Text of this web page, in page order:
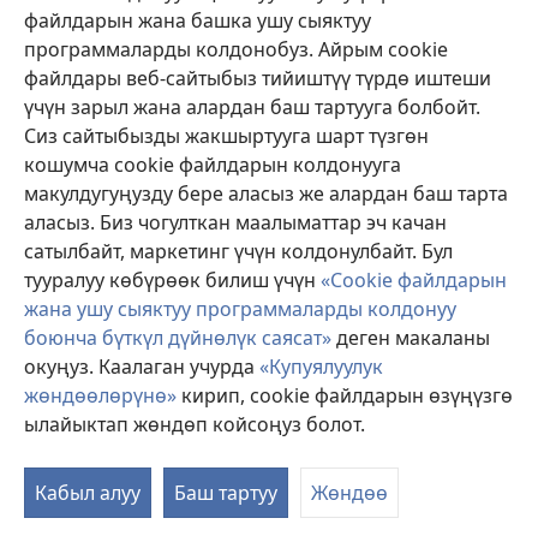
файлдарын жана башка ушу сыяктуу
программаларды колдонобуз. Айрым cookie
файлдары веб-сайтыбыз тийиштүү түрдө иштеши
үчүн зарыл жана алардан баш тартууга болбойт.
Сиз сайтыбызды жакшыртууга шарт түзгөн
кошумча cookie файлдарын колдонууга
макулдугуңузду бере аласыз же алардан баш тарта
аласыз. Биз чогулткан маалыматтар эч качан
сатылбайт, маркетинг үчүн колдонулбайт. Бул
тууралуу көбүрөөк билиш үчүн «Cookie файлдарын
жана ушу сыяктуу программаларды колдонуу
боюнча бүткүл дүйнөлүк саясат»деген макаланы
окуңуз. Каалаган учурда «Купуялуулук
жөндөөлөрүнө» кирип, cookie файлдарын өзүңүзгө
ылайыктап жөндөп койсоңуз болот.
Кабыл алуу Баш тартуу Жөндөө
Деңиз тайынын куйругу
Куйругу менен өзгөчөлөнгөн деңиз тайын изилдөө
келечекте мыкты роботторду жасаганга жардам
берет.
Балыктардын «жол эрежеси»